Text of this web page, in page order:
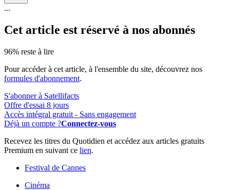
...
Cet article est réservé à nos abonnés
96% reste à lire
Pour accéder à cet article, à l'ensemble du site, découvrez nos
formules d'abonnement.
S'abonner à Satellifacts
Offre d'essai 8 jours
Accès intégral gratuit - Sans engagement
Déjà un compte ?Connectez-vous
Recevez les titres du Quotidien et accédez aux articles gratuits
Premium en suivant ce lien.
Festival de Cannes
Cinéma